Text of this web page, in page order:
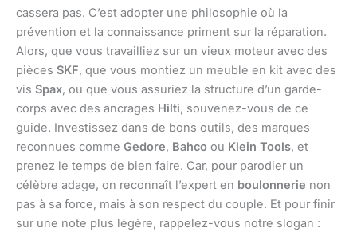
cassera pas. C’est adopter une philosophie où la
prévention et la connaissance priment sur la réparation.
Alors, que vous travailliez sur un vieux moteur avec des
pièces SKF, que vous montiez un meuble en kit avec des
vis Spax, ou que vous assuriez la structure d’un garde-
corps avec des ancrages Hilti, souvenez-vous de ce
guide. Investissez dans de bons outils, des marques
reconnues comme Gedore, Bahco ou Klein Tools, et
prenez le temps de bien faire. Car, pour parodier un
célèbre adage, on reconnaît l’expert en boulonnerie non
pas à sa force, mais à son respect du couple. Et pour finir
sur une note plus légère, rappelez-vous notre slogan :